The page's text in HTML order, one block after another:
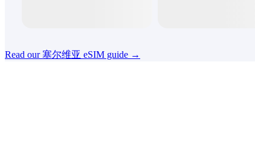
Read our 塞尔维亚 eSIM guide →